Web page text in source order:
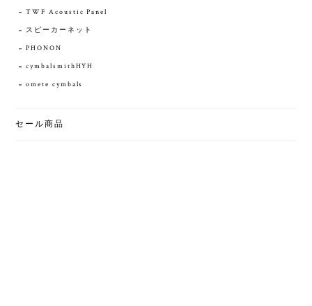
TWF Acoustic Panel
スピーカーネット
PHONON
cymbalsmithHYH
omete cymbals
セール商品